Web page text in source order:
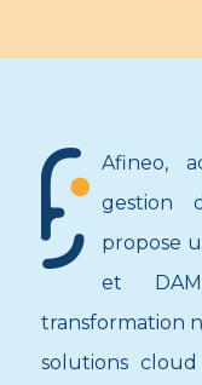
Afineo,
gestion
propose
et
transformation
solutions